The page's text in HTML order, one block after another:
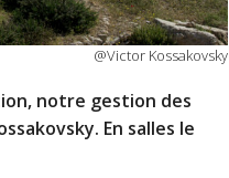
@Victor Kossakovsky
notre gestion des
En salles le